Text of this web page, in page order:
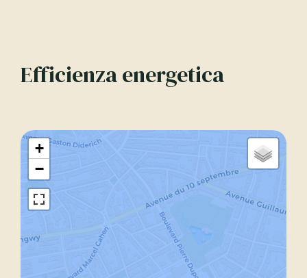
Efficienza energetica
+
−